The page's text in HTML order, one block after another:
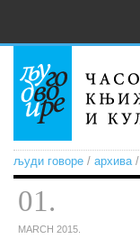
људи говоре / архива/
01.
MARCH 2015.